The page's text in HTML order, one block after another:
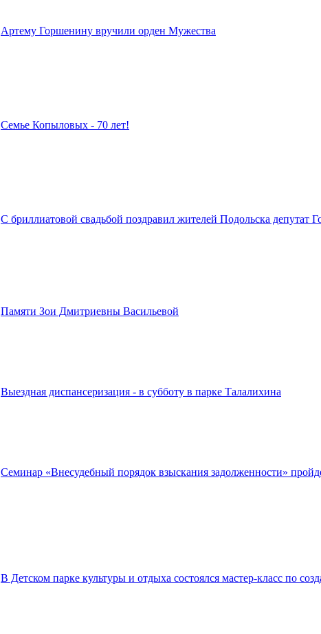
Артему Горшенину вручили орден Мужества
Семье Копыловых - 70 лет!
С бриллиатовой свадьбой поздравил жителей Подольска депутат
Памяти Зои Дмитриевны Васильевой
Выездная диспансеризация - в субботу в парке Талалихина
Семинар «Внесудебный порядок взыскания задолженности»
В Детском парке культуры и отдыха состоялся мастер-класс по